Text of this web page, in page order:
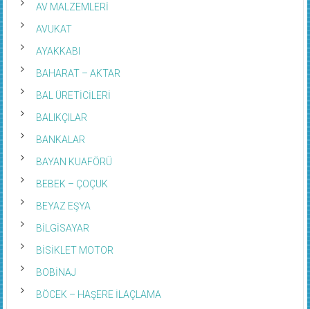
AV MALZEMLERİ
AVUKAT
AYAKKABI
BAHARAT – AKTAR
BAL ÜRETİCİLERİ
BALIKÇILAR
BANKALAR
BAYAN KUAFÖRÜ
BEBEK – ÇOÇUK
BEYAZ EŞYA
BİLGİSAYAR
BİSİKLET MOTOR
BOBİNAJ
BÖCEK – HAŞERE İLAÇLAMA